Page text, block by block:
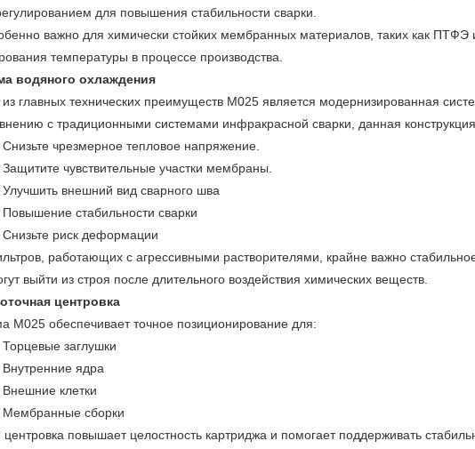
для повышения стабильности сварки.
важно для химически стойких мембранных материалов, таких как
температуры в процессе производства.
водяного охлаждения
главных технических преимуществ M025 является модернизированная
с традиционными системами инфракрасной сварки, данная
Снизьте чрезмерное тепловое напряжение.
Защитите чувствительные участки мембраны.
Улучшить внешний вид сварного шва
Повышение стабильности сварки
Снизьте риск деформации
работающих с агрессивными растворителями, крайне важно
выйти из строя после длительного воздействия химических веществ.
центровка
M025 обеспечивает точное позиционирование для:
Торцевые заглушки
Внутренние ядра
Внешние клетки
Мембранные сборки
центровка повышает целостность картриджа и помогает поддерживать